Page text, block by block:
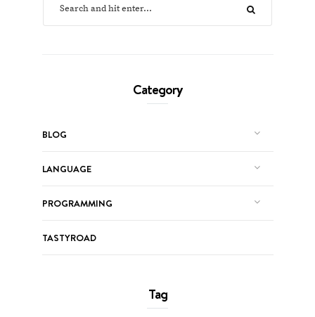
Category
BLOG
LANGUAGE
PROGRAMMING
TASTYROAD
Tag